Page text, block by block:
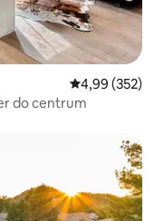
Średnia
4,99 (352)
do centrum